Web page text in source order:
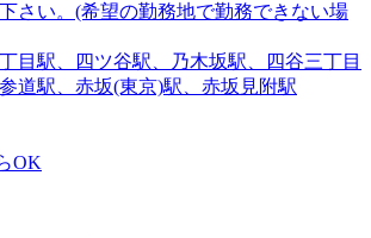
さい。(希望の勤務地で勤務できない場
目駅、四ツ谷駅、乃木坂駅、四谷三丁目
道駅、赤坂(東京)駅、赤坂見附駅
OK